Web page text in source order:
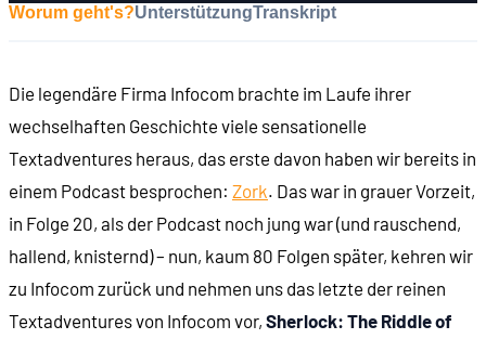
00:39:38 Feelies & Zeitung
Worum geht's?UnterstützungTranskript
Die legendäre Firma Infocom brachte im Laufe ihrer
wechselhaften Geschichte viele sensationelle
Textadventures heraus, das erste davon haben wir bereits in
einem Podcast besprochen: Zork. Das war in grauer Vorzeit,
in Folge 20, als der Podcast noch jung war (und rauschend,
hallend, knisternd) – nun, kaum 80 Folgen später, kehren wir
zu Infocom zurück und nehmen uns das letzte der reinen
Textadventures von Infocom vor, Sherlock: The Riddle of